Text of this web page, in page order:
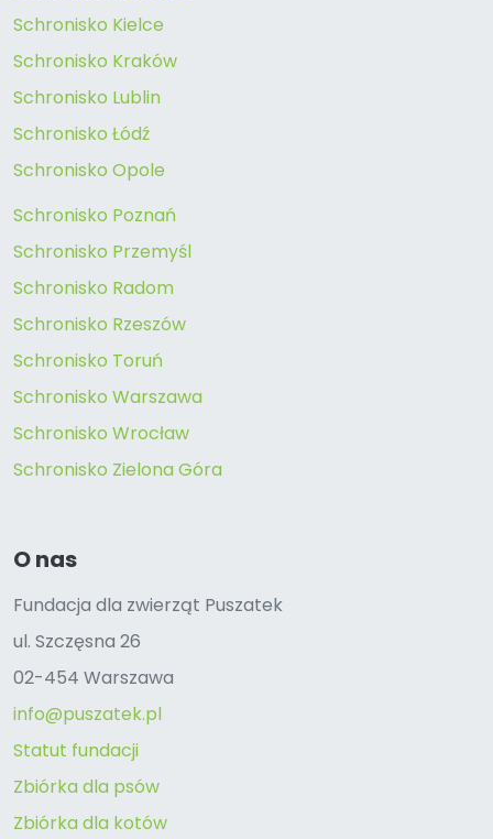
Schronisko Kielce
Schronisko Kraków
Schronisko Lublin
Schronisko Łódź
Schronisko Opole
Schronisko Poznań
Schronisko Przemyśl
Schronisko Radom
Schronisko Rzeszów
Schronisko Toruń
Schronisko Warszawa
Schronisko Wrocław
Schronisko Zielona Góra
O nas
Fundacja dla zwierząt Puszatek
ul. Szczęsna 26
02-454 Warszawa
info@puszatek.pl
Statut fundacji
Zbiórka dla psów
Zbiórka dla kotów